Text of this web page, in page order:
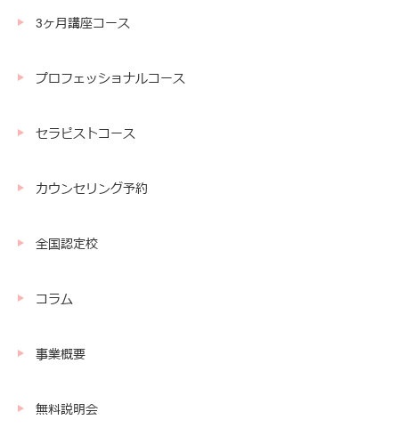
3ヶ月講座コース
プロフェッショナルコース
セラピストコース
カウンセリング予約
全国認定校
コラム
事業概要
無料説明会